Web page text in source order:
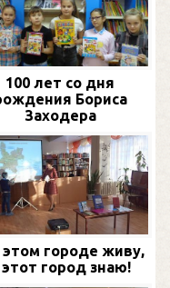
100 лет со дня
Бориса
Заходера
этом городе живу,
этот город знаю!